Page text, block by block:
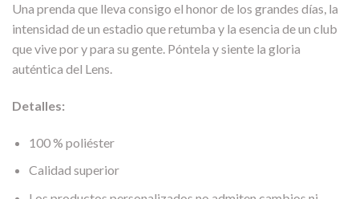
Una prenda que lleva consigo el honor de los grandes días, la
intensidad de un estadio que retumba y la esencia de un club
que vive por y para su gente. Póntela y siente la gloria
auténtica del Lens.
Detalles:
100 % poliéster
Calidad superior